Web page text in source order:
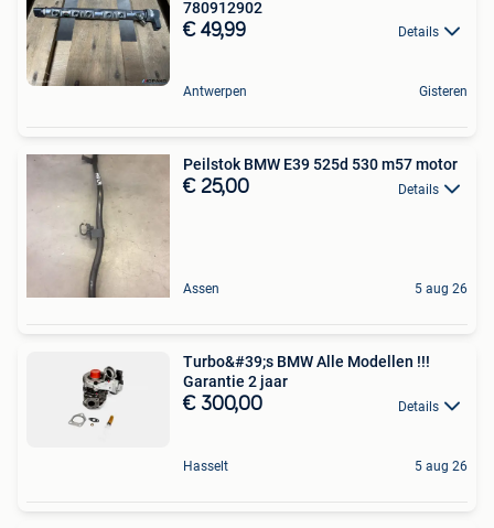
780912902
€ 49,99 Details
Antwerpen Gisteren
Peilstok BMW E39 525d 530 m57 motor
€ 25,00 Details
Assen 5 aug 26
Turbo&#39;s BMW Alle Modellen !!!
Garantie 2 jaar
€ 300,00 Details
Hasselt 5 aug 26